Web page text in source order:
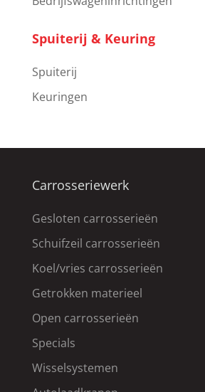
Spuiterij & Keuring
Spuiterij
Keuringen
Carrosseriewerk
Gesloten carrosserieën
Schuifzeil carrosserieën
Koel/vries carrosserieën
Getrokken materieel
Open carrosserieën
Specials
Wisselsystemen